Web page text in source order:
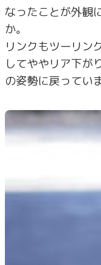
なったことが外観
か。
リンクもツーリン
してややリア下が
の姿勢に戻ってい